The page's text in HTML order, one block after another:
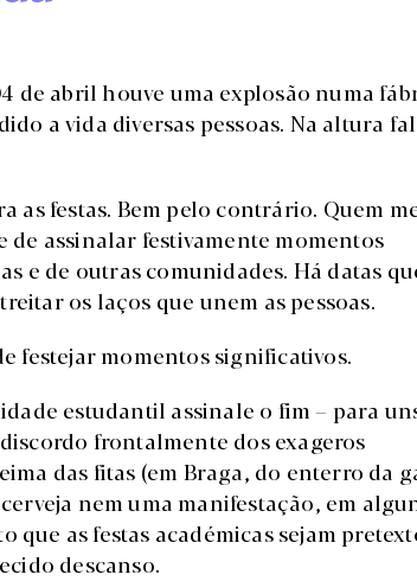
de abril houve uma explosão numa
a vida diversas pessoas. Na altura
as festas. Bem pelo contrário. Quem
de assinalar festivamente momentos
e de outras comunidades. Há datas
os laços que unem as pessoas.
festejar momentos significativos.
estudantil assinale o fim – para
frontalmente dos exageros
das fitas (em Braga, do enterro da
nem uma manifestação, em
que as festas académicas sejam
descanso.